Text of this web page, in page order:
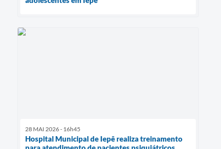
28 MAI 2026 - 16h45
Hospital Municipal de Iepê realiza treinamento